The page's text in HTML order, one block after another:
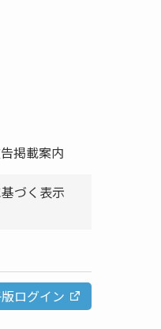
掲載案内
づく表示
ログイン